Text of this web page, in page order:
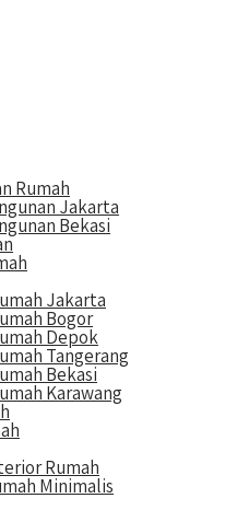
Rumah
Jakarta
Bekasi
Jakarta
Bogor
Depok
Tangerang
Bekasi
Karawang
Rumah
Minimalis